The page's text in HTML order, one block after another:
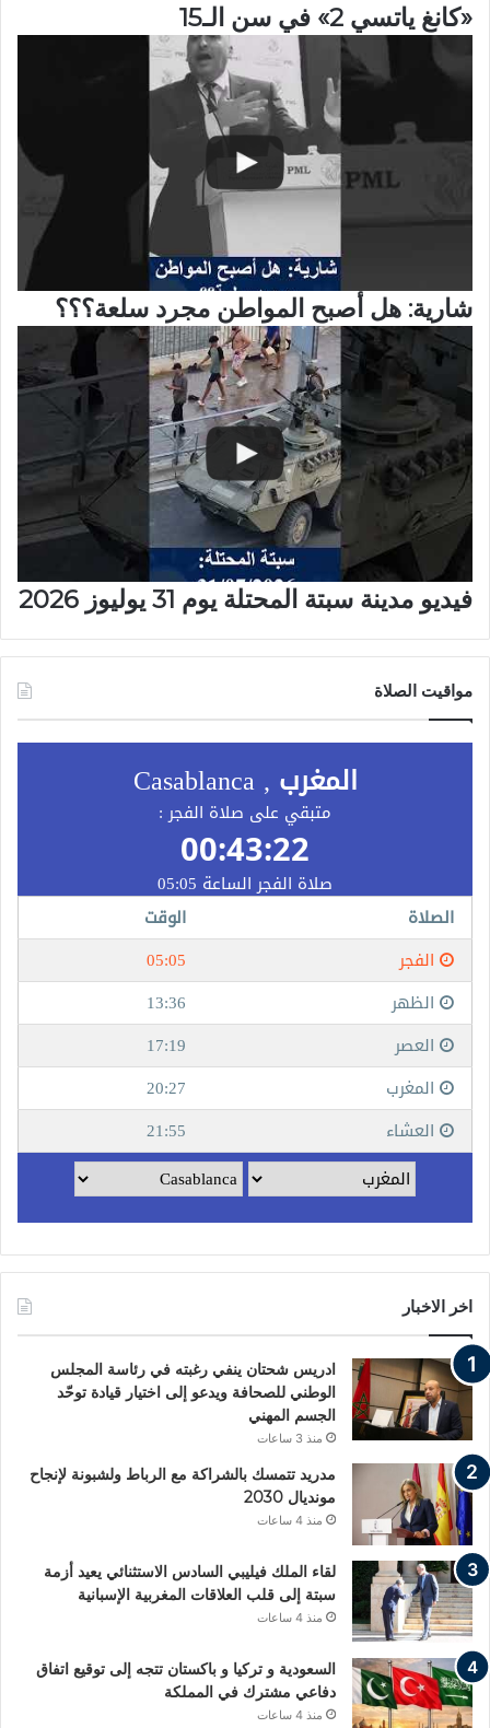
«كانغ ياتسي 2» في سن الـ15
شارية: هل أصبح المواطن مجرد سلعة؟؟؟
فيديو مدينة سبتة المحتلة يوم 31 يوليوز 2026
مواقيت الصلاة
اخر الاخبار
ادريس شحتان ينفي رغبته في رئاسة المجلس
الوطني للصحافة ويدعو إلى اختيار قيادة توحّد
الجسم المهني
منذ 3 ساعات
مدريد تتمسك بالشراكة مع الرباط ولشبونة لإنجاح
مونديال 2030
منذ 4 ساعات
لقاء الملك فيليبي السادس الاستثنائي يعيد أزمة
سبتة إلى قلب العلاقات المغربية الإسبانية
منذ 4 ساعات
السعودية و تركيا و باكستان تتجه إلى توقيع اتفاق
دفاعي مشترك في المملكة
منذ 4 ساعات